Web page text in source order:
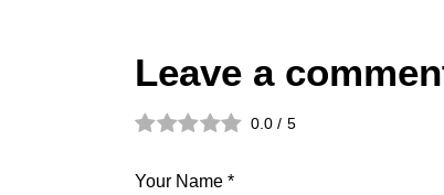
Leave a
0.0 / 5